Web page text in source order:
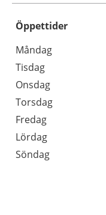
Öppettider
Dag
Öppettider
Kommentarer
Måndag
Tisdag
Onsdag
Torsdag
Fredag
Lördag
Söndag